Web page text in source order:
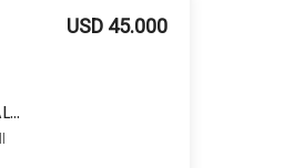
IMPORTANTE ESQUINA COMERCIAL DE LOCALES EN ALQUILER | Zona Norte | Villa Gesell
USD 45.000